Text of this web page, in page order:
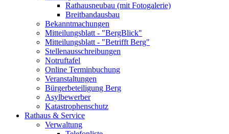
Rathausneubau (mit Fotogalerie)
Breitbandausbau
Bekanntmachungen
Mitteilungsblatt - "BergBlick"
Mitteilungsblatt - "Betrifft Berg"
Stellenausschreibungen
Notruftafel
Online Terminbuchung
Veranstaltungen
Bürgerbeteiligung Berg
Asylbewerber
Katastrophenschutz
Rathaus & Service
Verwaltung